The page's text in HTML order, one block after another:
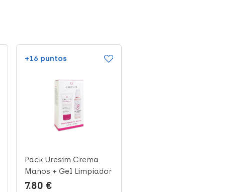
+16 puntos
Pack Uresim Crema
Manos + Gel Limpiador
Manos, 5...
7.80 €